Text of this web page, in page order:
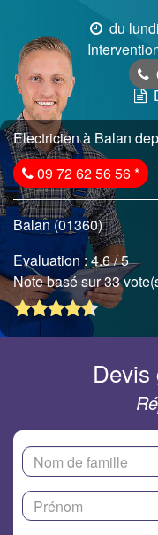
du
Electricien à Balan
09 72 62 56 56*
Balan (01360)
Evaluation :4.6/ 5
Note basé sur 33
Devis